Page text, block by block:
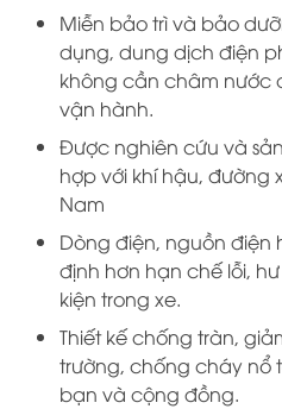
Miễn bảo trì và bảo
dụng, dung dịch điện
không cần châm nước
vận hành.
Được nghiên cứu và
hợp với khí hậu, đường
Nam
Dòng điện, nguồn điện
định hơn hạn chế lỗi,
kiện trong xe.
Thiết kế chống tràn,
trường, chống cháy nổ
bạn và cộng đồng.